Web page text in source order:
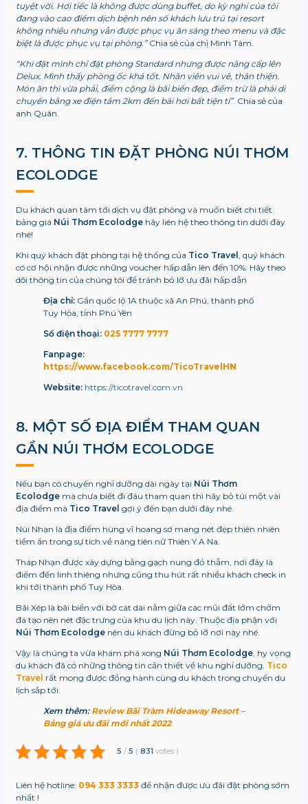
tuyệt vời. Hơi tiếc là không được dùng buffet, do kỳ nghỉ của tôi
đang vào cao điểm dịch bệnh nên số khách lưu trú tại resort
không nhiều nhưng vẫn được phục vụ ăn sáng theo menu và đặc
biệt là được phục vụ tại phòng.” Chia sẻ của chị Minh Tâm.
“Khi đặt mình chỉ đặt phòng Standard nhưng được nâng cấp lên
Delux. Mình thấy phòng ốc khá tốt. Nhân viên vui vê, thân thiện.
Món ăn thì vừa phải, điểm cộng là bãi biển đẹp, điểm trừ là phải di
chuyển bằng xe điện tầm 2km đến bãi hơi bất tiện tí”. Chia sẻ của
anh Quân.
7. THÔNG TIN ĐẶT PHÒNG NÚI THƠM
ECOLODGE
Du khách quan tâm tới dịch vụ đặt phòng và muốn biết chi tiết
bảng giá Núi Thơm Ecolodge hãy liên hệ theo thông tin dưới đây
nhé!
Khi quý khách đặt phòng tại hệ thống của Tico Travel , quý khách
có cơ hội nhận được những voucher hấp dẫn lên đến 10%. Hãy theo
dõi thông tin của chúng tôi để tránh bỏ lỡ ưu đãi hấp dẫn
Địa chỉ:Gần quốc lộ 1A thuộc xã An Phú, thành phố
Tuy Hòa, tỉnh Phú Yên
Số điện thoại: 025 7777 7777
Fanpage:
https://www.facebook.com/TicoTravelHN
Website: https://ticotravel.com.vn
8. MỘT SỐ ĐỊA ĐIỂM THAM QUAN
GẦN NÚI THƠM ECOLODGE
Nếu bạn có chuyến nghỉ dưỡng dài ngày tại Núi Thơm
Ecolodgemà chưa biết đi đâu tham quan thì hãy bỏ túi một vài
địa điểm mà Tico Travel gợi ý đến bạn dưới đây nhé.
Núi Nhạn là địa điểm hùng vĩ hoang sơ mang nét đẹp thiên nhiên
tiềm ẩn trong sự tích về nàng tiên nữ Thiên Y A Na.
Tháp Nhạn được xây dựng bằng gạch nung đỏ thẫm, nơi đây là
điểm đến linh thiêng nhưng cũng thu hút rất nhiều khách check in
khi tới thành phố Tuy Hòa.
Bãi Xép là bãi biển với bờ cát dài nằm giữa các mũi đất lởm chởm
đá tạo nên nét đặc trưng của khu du lịch này. Thuộc địa phận với
Núi Thơm Ecolodgenên du khách đừng bỏ lỡ nơi này nhé.
Vậy là chúng ta vừa khám phá xong Núi Thơm Ecolodge, hy vọng
du khách đã có những thông tin cần thiết về khu nghỉ dưỡng. Tico
Travel rất mong được đồng hành cùng du khách trong chuyến du
lịch sắp tới.
Xem thêm: Review Bãi Tràm Hideaway Resort –
Bảng giá ưu đãi mới nhất 2022
5 / 5 ( 831 votes )
Liên hệ hotline: 094 333 3333 để nhận được ưu đãi đặt phòng sớm
nhất !